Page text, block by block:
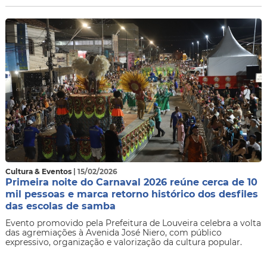
Cultura & Eventos | 15/02/2026
Primeira noite do Carnaval 2026 reúne cerca de 10
mil pessoas e marca retorno histórico dos desfiles
das escolas de samba
Evento promovido pela Prefeitura de Louveira celebra a volta
das agremiações à Avenida José Niero, com público
expressivo, organização e valorização da cultura popular.